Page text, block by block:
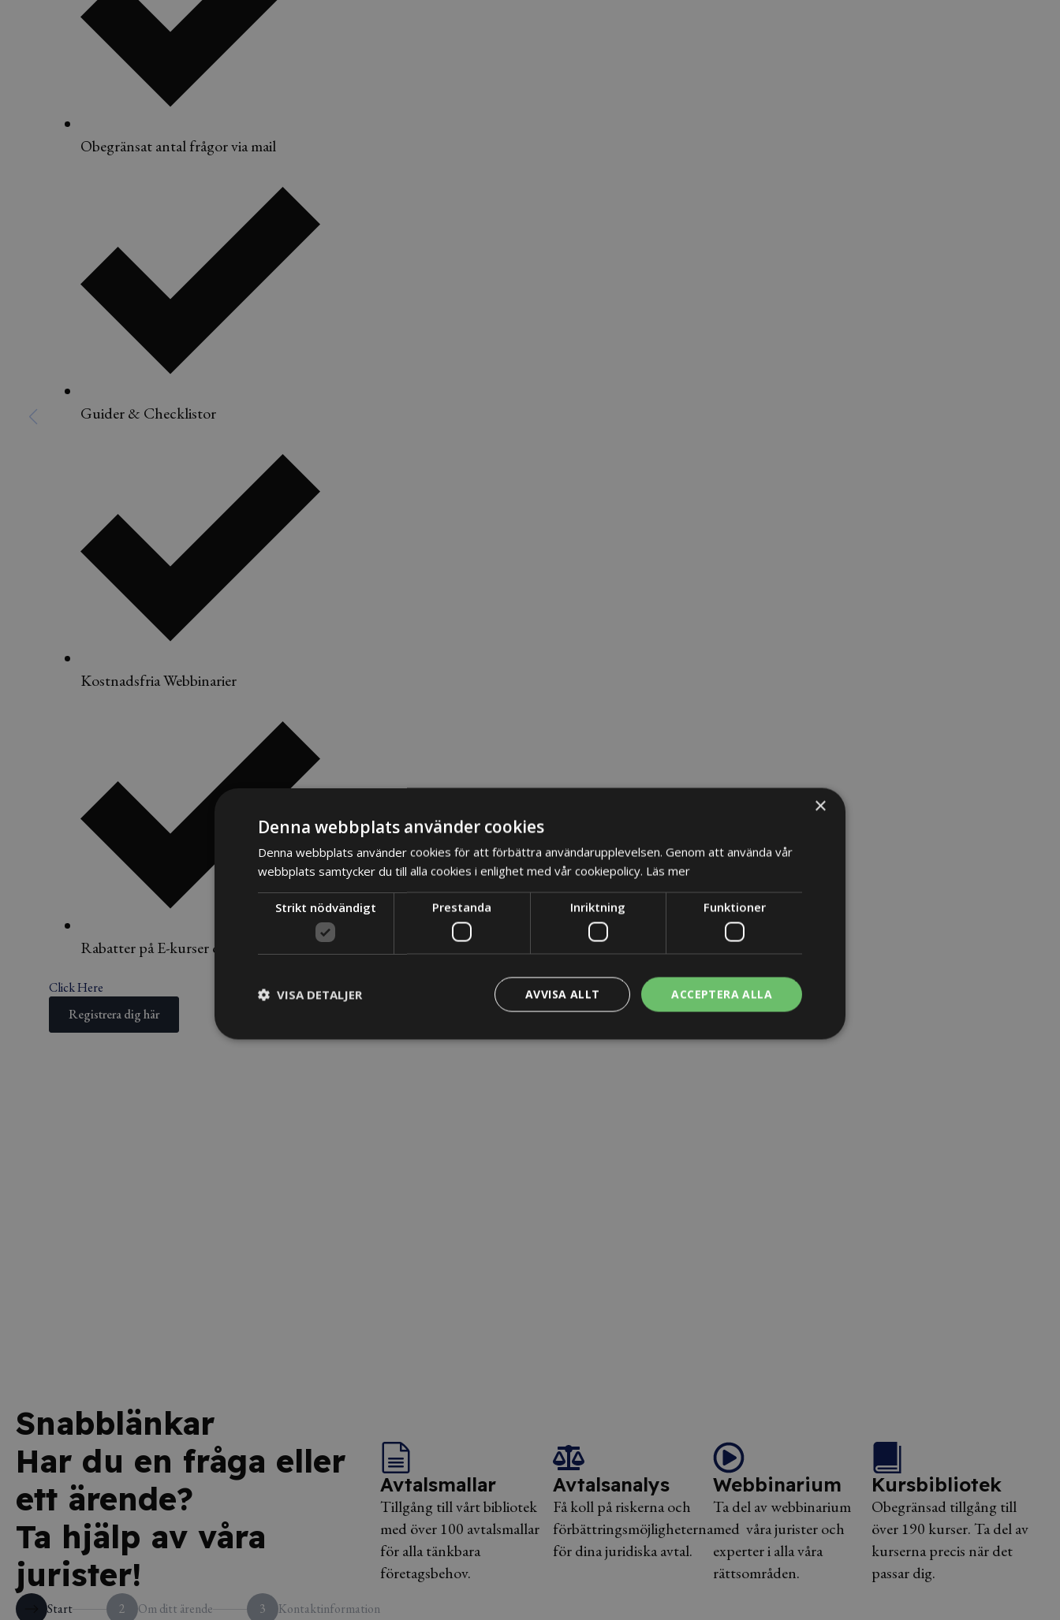
Obegränsat antal frågor via mail
Guider & Checklistor
Kostnadsfria Webbinarier
Rabatter på E-kurser och utbildningar
Click Here
Registrera dig här
Snabblänkar
Har du en fråga eller
ett ärende?
Ta hjälp av våra
jurister!
Start 2 Om ditt ärende 3 Kontaktinformation
Avtalsmallar
Tillgång till vårt bibliotek
med över 100 avtalsmallar
för alla tänkbara
företagsbehov.
Avtalsanalys
Få koll på riskerna och
förbättringsmöjligheterna
för dina juridiska avtal.
Webbinarium
Ta del av webbinarium
med våra jurister och
experter i alla våra
rättsområden.
Kursbibliotek
Obegränsad tillgång till
över 190 kurser. Ta del av
kurserna precis när det
passar dig.
×
Denna webbplats använder cookies
Denna webbplats använder cookies för att förbättra användarupplevelsen. Genom att använda vår
webbplats samtycker du till alla cookies i enlighet med vår cookiepolicy. Läs mer
Strikt nödvändigt Prestanda Inriktning Funktioner
ACCEPTERA ALLA
AVVISA ALLT
VISA DETALJER